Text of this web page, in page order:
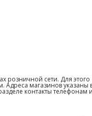
розничной сети. Для этого
магазинов указаны
контакты телефонам